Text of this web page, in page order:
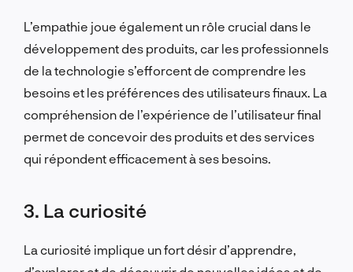
L’empathie joue également un rôle crucial dans le
développement des produits, car les professionnels
de la technologie s’efforcent de comprendre les
besoins et les préférences des utilisateurs finaux. La
compréhension de l’expérience de l’utilisateur final
permet de concevoir des produits et des services
qui répondent efficacement à ses besoins.
3. La curiosité
La curiosité implique un fort désir d’apprendre,